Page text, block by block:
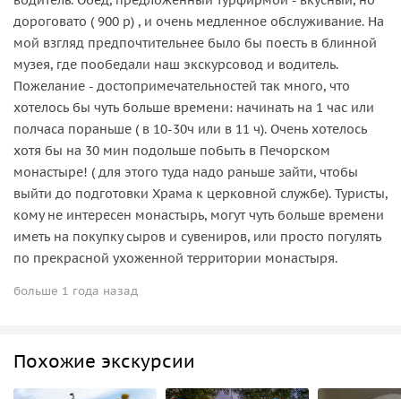
дороговато ( 900 р) , и очень медленное обслуживание. На
мой взгляд предпочтительнее было бы поесть в блинной
музея, где пообедали наш экскурсовод и водитель.
Пожелание - достопримечательностей так много, что
хотелось бы чуть больше времени: начинать на 1 час или
полчаса пораньше ( в 10-30ч или в 11 ч). Очень хотелось
хотя бы на 30 мин подольше побыть в Печорском
монастыре! ( для этого туда надо раньше зайти, чтобы
выйти до подготовки Храма к церковной службе). Туристы,
кому не интересен монастырь, могут чуть больше времени
иметь на покупку сыров и сувениров, или просто погулять
по прекрасной ухоженной территории монастыря.
больше 1 года назад
Похожие экскурсии